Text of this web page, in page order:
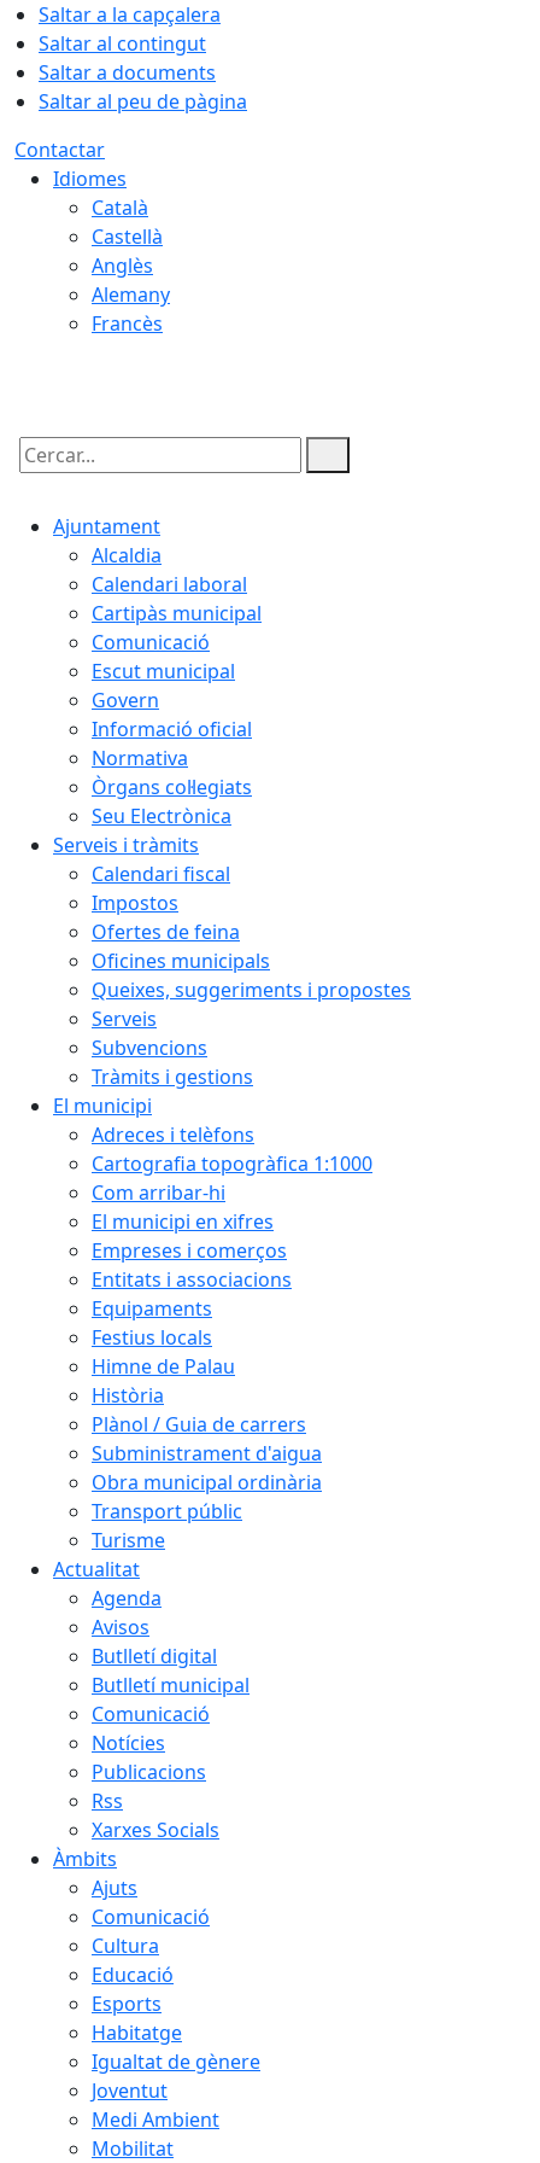
Saltar a la capçalera
Saltar al contingut
Saltar a documents
Saltar al peu de pàgina
Contactar
Idiomes
Català
Castellà
Anglès
Alemany
Francès
Cercar:
Ajuntament
Alcaldia
Calendari laboral
Cartipàs municipal
Comunicació
Escut municipal
Govern
Informació oficial
Normativa
Òrgans col·legiats
Seu Electrònica
Serveis i tràmits
Calendari fiscal
Impostos
Ofertes de feina
Oficines municipals
Queixes, suggeriments i propostes
Serveis
Subvencions
Tràmits i gestions
El municipi
Adreces i telèfons
Cartografia topogràfica 1:1000
Com arribar-hi
El municipi en xifres
Empreses i comerços
Entitats i associacions
Equipaments
Festius locals
Himne de Palau
Història
Plànol / Guia de carrers
Subministrament d'aigua
Obra municipal ordinària
Transport públic
Turisme
Actualitat
Agenda
Avisos
Butlletí digital
Butlletí municipal
Comunicació
Notícies
Publicacions
Rss
Xarxes Socials
Àmbits
Ajuts
Comunicació
Cultura
Educació
Esports
Habitatge
Igualtat de gènere
Joventut
Medi Ambient
Mobilitat